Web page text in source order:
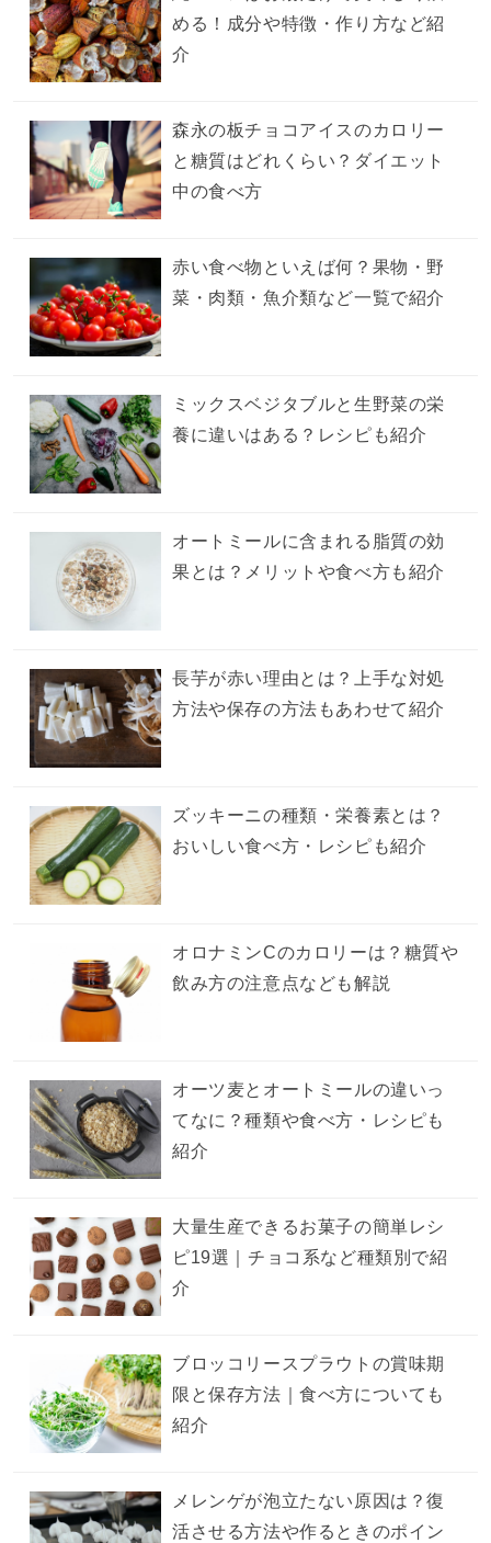
める！成分や特徴・作り方など紹
介
森永の板チョコアイスのカロリー
と糖質はどれくらい？ダイエット
中の食べ方
赤い食べ物といえば何？果物・野
菜・肉類・魚介類など一覧で紹介
ミックスベジタブルと生野菜の栄
養に違いはある？レシピも紹介
オートミールに含まれる脂質の効
果とは？メリットや食べ方も紹介
長芋が赤い理由とは？上手な対処
方法や保存の方法もあわせて紹介
ズッキーニの種類・栄養素とは？
おいしい食べ方・レシピも紹介
オロナミンCのカロリーは？糖質や
飲み方の注意点なども解説
オーツ麦とオートミールの違いっ
てなに？種類や食べ方・レシピも
紹介
大量生産できるお菓子の簡単レシ
ピ19選｜チョコ系など種類別で紹
介
ブロッコリースプラウトの賞味期
限と保存方法｜食べ方についても
紹介
メレンゲが泡立たない原因は？復
活させる方法や作るときのポイン